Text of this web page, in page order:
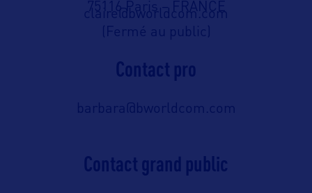
75116 Paris – FRANCE
(Fermé au public)
claire@bworldcom.com
Contact pro
barbara@bworldcom.com
Contact grand public